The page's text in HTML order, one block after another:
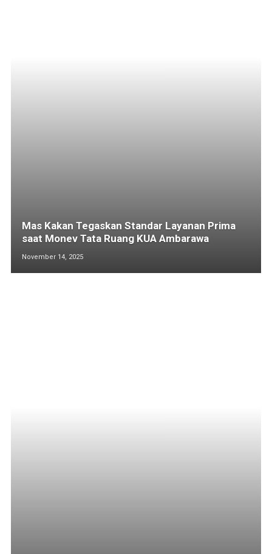
Mas Kakan Tegaskan Standar Layanan Prima
saat Monev Tata Ruang KUA Ambarawa
November 14, 2025